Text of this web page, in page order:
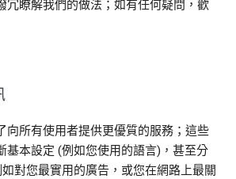
冗瞭解我們的做法；如有任何疑問，歡
向所有使用者提供更優質的服務；這些
基本設定 (例如您使用的語言)，甚至分
對您最實用的廣告，或您在網路上最關